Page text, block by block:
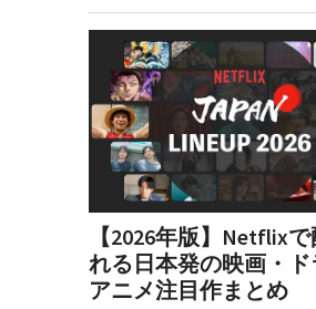
【2026年版】Netflix
れる日本発の映画・ド
アニメ注目作まとめ